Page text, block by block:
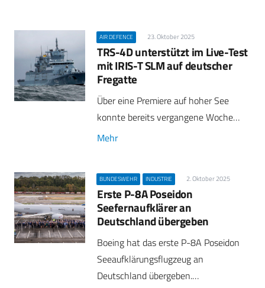
AIR DEFENCE 23. Oktober 2025
TRS-4D unterstützt im Live-Test
mit IRIS-T SLM auf deutscher
Fregatte
Über eine Premiere auf hoher See
konnte bereits vergangene Woche…
Mehr
BUNDESWEHR INDUSTRIE 2. Oktober 2025
Erste P-8A Poseidon
Seefernaufklärer an
Deutschland übergeben
Boeing hat das erste P-8A Poseidon
Seeaufklärungsflugzeug an
Deutschland übergeben.…